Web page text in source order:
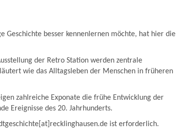
Geschichte besser kennenlernen möchte, hat hier die
der Retro Station werden zentrale
wie das Alltagsleben der Menschen in früheren
zahlreiche Exponate die frühe Entwicklung der
Ereignisse des 20. Jahrhunderts.
ist erforderlich.